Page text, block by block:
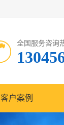
全国服务咨询
客户案例